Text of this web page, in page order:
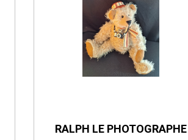
RALPH LE PHOTOGRAPHE